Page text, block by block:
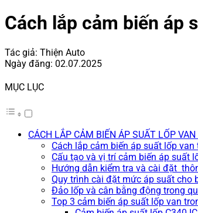
Cách lắp cảm biến áp
Tác giả: Thiện Auto
Ngày đăng: 02.07.2025
MỤC LỤC
CÁCH LẮP CẢM BIẾN ÁP SUẤT LỐP VAN
Cách lắp cảm biến áp suất lốp
Cấu tạo và vị trí cảm biến áp suất
Hướng dẫn kiểm tra và cài đặt
Quy trình cài đặt mức áp suất cho
Đảo lốp và cân bằng động trong
Top 3 cảm biến áp suất lốp van